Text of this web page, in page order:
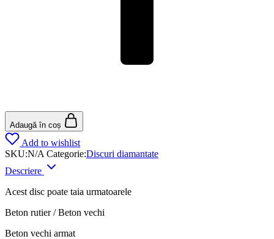
Adaugă în coș
Add to wishlist
SKU:N/A Categorie:Discuri diamantate
Descriere
Acest disc poate taia urmatoarele
Beton rutier / Beton vechi
Beton vechi armat